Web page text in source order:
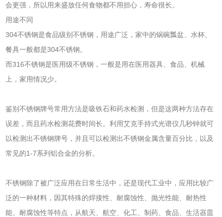
会更强，所以用来盛放任何食物都不用担心，寿命很长。
用途不同
304不锈钢是食品级别不锈钢，用途广泛，家中的锅碗瓢盆、水杯、
餐具一般都是304不锈钢。
而316不锈钢是医用级不锈钢，一般是用在医用器具、食品、机械
上，家用情况少。
鉴别不锈钢牌号常用方法是吸铁石和药水检测，但是这两种方法存在
误差，而且药水检测花费时间长。利用艾克手持式光谱仪几秒钟就可
以检测出不锈钢牌号，并且可以检测出不锈钢金属含量百分比，以及
常见的1-7系列铝合金的分析。
不锈钢除了被广泛应用在日常生活中，还是现代工业中，应用比较广
泛的一种材料，因其特殊的焊接性、耐腐蚀性、抛光性能、耐热性
能、耐腐蚀性等特点，从航天、航空、化工、制药、食品、生活器皿